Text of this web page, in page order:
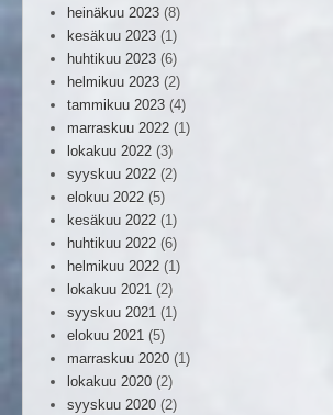
heinäkuu 2023 (8)
kesäkuu 2023 (1)
huhtikuu 2023 (6)
helmikuu 2023 (2)
tammikuu 2023 (4)
marraskuu 2022 (1)
lokakuu 2022 (3)
syyskuu 2022 (2)
elokuu 2022 (5)
kesäkuu 2022 (1)
huhtikuu 2022 (6)
helmikuu 2022 (1)
lokakuu 2021 (2)
syyskuu 2021 (1)
elokuu 2021 (5)
marraskuu 2020 (1)
lokakuu 2020 (2)
syyskuu 2020 (2)